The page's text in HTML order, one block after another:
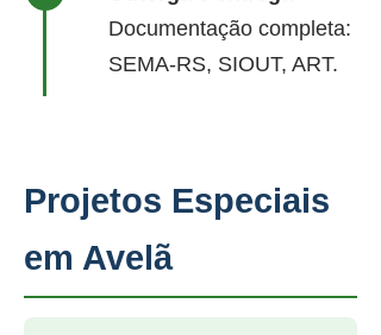
Documentação completa:
SEMA-RS, SIOUT, ART.
Projetos Especiais
em Avelã